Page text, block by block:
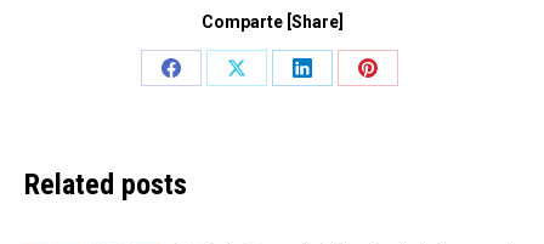
Comparte [Share]
Share
Share
Share
Share
Related posts